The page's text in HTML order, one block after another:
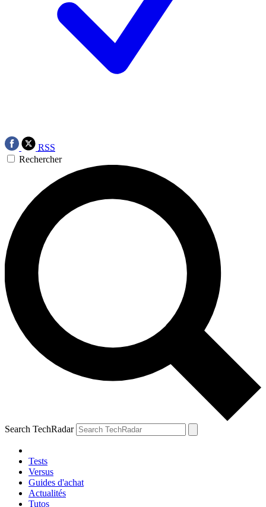
RSS
Rechercher
Search TechRadar
Tests
Versus
Guides d'achat
Actualités
Tutos